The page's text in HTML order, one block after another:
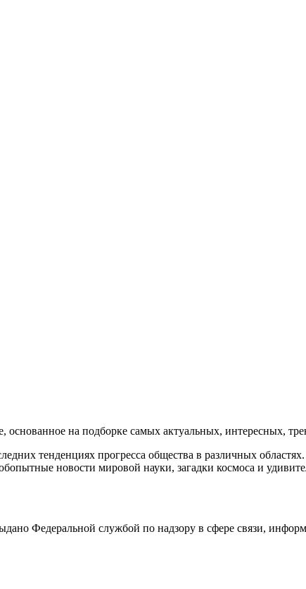
на подборке самых актуальных, интересных,
тенденциях прогресса общества в различных
новости мировой науки, загадки космоса и
Федеральной службой по надзору в сфере связи,